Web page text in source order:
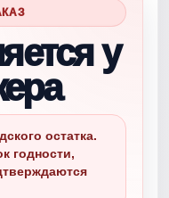
у
остатка.
годности,